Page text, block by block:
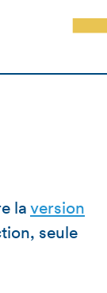
laversion
seule